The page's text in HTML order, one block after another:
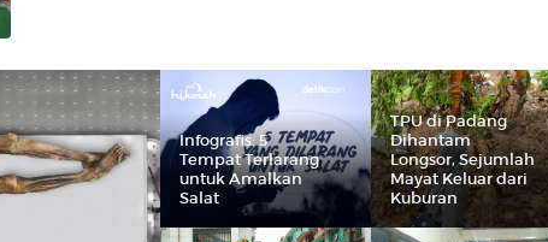
Infografis: 5
Tempat Terlarang
untuk Amalkan
Salat
TPU di Padang
Dihantam
Longsor, Sejumlah
Mayat Keluar dari
Kuburan